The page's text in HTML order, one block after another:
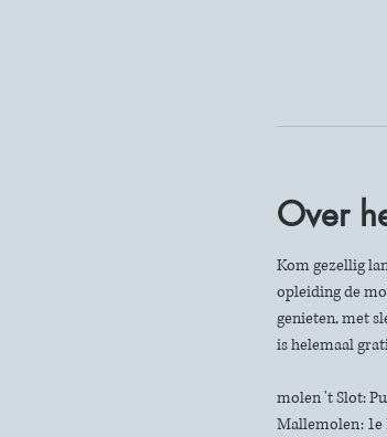
Over
Kom gezellig
opleiding de
genieten, met
is helemaal
molen 't Slot:
Mallemolen: 1e